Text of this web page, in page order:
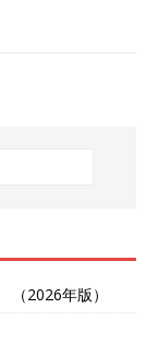
2026年版）